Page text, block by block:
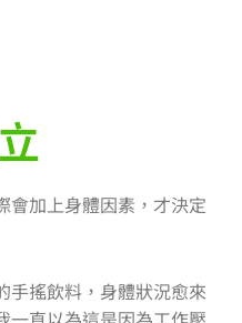
會加上身體因素，才決定
手搖飲料，身體狀況愈來